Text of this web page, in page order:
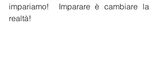
impariamo!  Imparare è cambiare la
realtà!